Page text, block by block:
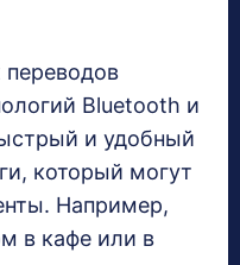
Bluetooth и
и удобный
который могут
Например,
в кафе или в